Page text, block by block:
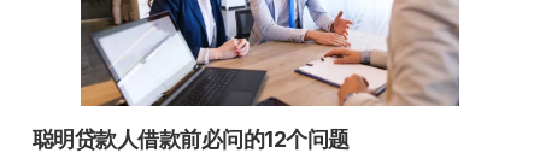
聪明贷款人借款前必问的12个问题